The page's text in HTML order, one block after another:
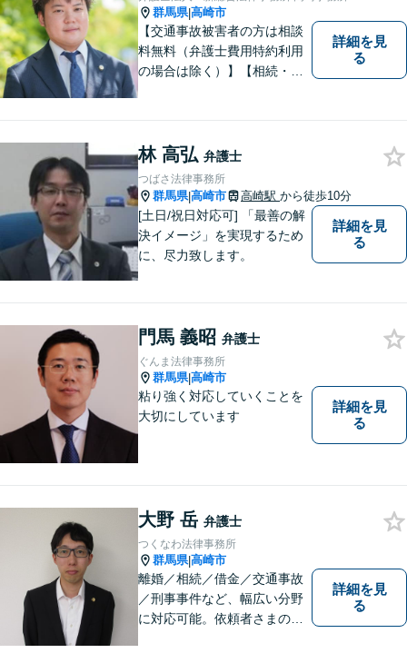
群馬県|高崎市
【交通事故被害者の方は相談
料無料（弁護士費用特約利用
の場合は除く）】【相続・債
で連携し、問題解決に向けて
取り組みます。おひとりで悩
まずに、お気軽にお問い合わ
せください。
詳細を見
る
林 高弘 弁護士
つばさ法律事務所
群馬県|高崎市 高崎駅 から徒歩10分
[土日/祝日対応可] 「最善の解
決イメージ」を実現するため
に、尽力致します。
詳細を見
る
門馬 義昭 弁護士
ぐんま法律事務所
群馬県|高崎市
粘り強く対応していくことを
大切にしています
詳細を見
る
大野 岳 弁護士
つくなわ法律事務所
群馬県|高崎市
離婚／相続／借金／交通事故
／刑事事件など、幅広い分野
に対応可能。依頼者さまの状
詳細を見
る